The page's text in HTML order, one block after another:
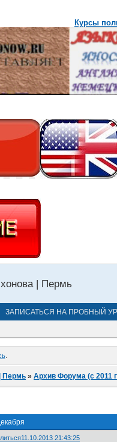
Курсы
| Пермь
ЗАПИСАТЬСЯ НА ПРОБНЫЙ
.
Пермь »Архив Форума (с 2011
11.10.2013 21:43:25